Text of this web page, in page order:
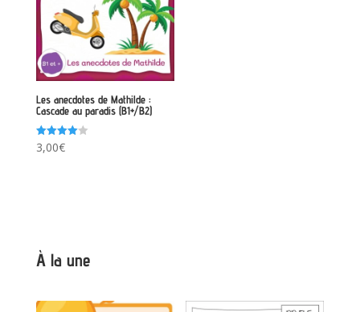
Les anecdotes de Mathilde :
Cascade au paradis (B1+/B2)
Note
4.00
3,00€
À la une